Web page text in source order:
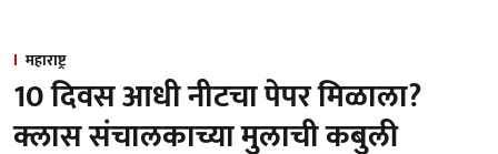
महाराष्ट्र
10 दिवस आधी नीटचा पेपर मिळाला?
क्लास संचालकाच्या मुलाची कबुली